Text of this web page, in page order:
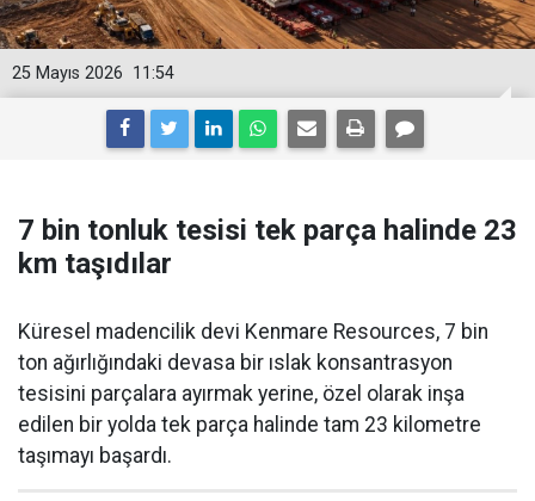
11:54
25 Mayıs 2026
7 bin tonluk tesisi tek parça halinde 23
km taşıdılar
Küresel madencilik devi Kenmare Resources, 7 bin
ton ağırlığındaki devasa bir ıslak konsantrasyon
tesisini parçalara ayırmak yerine, özel olarak inşa
edilen bir yolda tek parça halinde tam 23 kilometre
taşımayı başardı.